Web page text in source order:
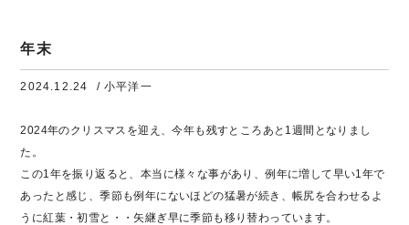
年末
2024.12.24 / 小平洋一
2024年のクリスマスを迎え、今年も残すところあと1週間となりまし
た。
この1年を振り返ると、本当に様々な事があり、例年に増して早い1年で
あったと感じ、季節も例年にないほどの猛暑が続き、帳尻を合わせるよ
うに紅葉・初雪と・・矢継ぎ早に季節も移り替わっています。